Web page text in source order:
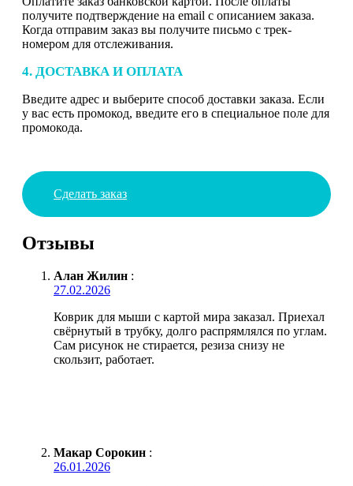
получите подтверждение на email с описанием заказа.
Когда отправим заказ вы получите письмо с трек-
номером для отслеживания.
4. ДОСТАВКА И ОПЛАТА
Введите адрес и выберите способ доставки заказа. Если
у вас есть промокод, введите его в специальное поле для
промокода.
Сделать заказ
Отзывы
Алан Жилин :
27.02.2026
Коврик для мыши с картой мира заказал. Приехал
свёрнутый в трубку, долго распрямлялся по углам.
Сам рисунок не стирается, резиза снизу не
скользит, работает.
Макар Сорокин :
26.01.2026